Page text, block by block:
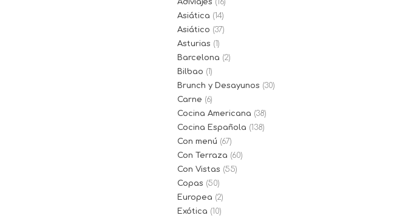
Adiviajes (16)
Asiática (14)
Asiático (37)
Asturias (1)
Barcelona (2)
Bilbao (1)
Brunch y Desayunos (30)
Carne (6)
Cocina Americana (38)
Cocina Española (138)
Con menú (67)
Con Terraza (60)
Con Vistas (55)
Copas (50)
Europea (2)
Exótica (10)